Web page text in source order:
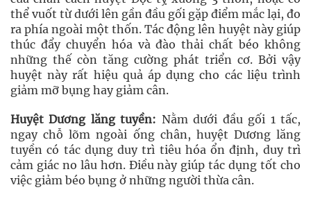
thể vuốt từ dưới lên gần đầu gối gặp điểm mắc lại, đo
ra phía ngoài một thốn. Tác động lên huyệt này giúp
thúc đẩy chuyển hóa và đào thải chất béo không
những thế còn tăng cường phát triển cơ. Bởi vậy
huyệt này rất hiệu quả áp dụng cho các liệu trình
giảm mỡ bụng hay giảm cân.
Huyệt Dương lăng tuyền: Nằm dưới đầu gối 1 tấc,
ngay chỗ lõm ngoài ống chân, huyệt Dương lăng
tuyền có tác dụng duy trì tiêu hóa ổn định, duy trì
cảm giác no lâu hơn. Điều này giúp tác dụng tốt cho
việc giảm béo bụng ở những người thừa cân.